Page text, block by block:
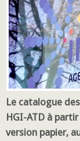
Le catalogue
HGI-ATD à
version papier,